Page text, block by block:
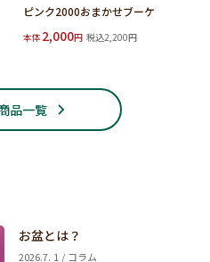
ピンク2000おまかせブーケ
本体 2,000円 税込2,200円
品一覧
お盆とは？
2026.7. 1 / コラム